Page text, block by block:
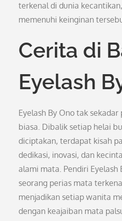
terkenal di dunia
memenuhi keinginan
Cerita di
Eyelash
Eyelash By Ono tak
biasa. Dibalik setiap helai
diciptakan, terdapat kisah
dedikasi, inovasi, dan
alami mata. Pendiri Eyelash
seorang perias mata
menjadikan setiap wanita
dengan keajaiban mata